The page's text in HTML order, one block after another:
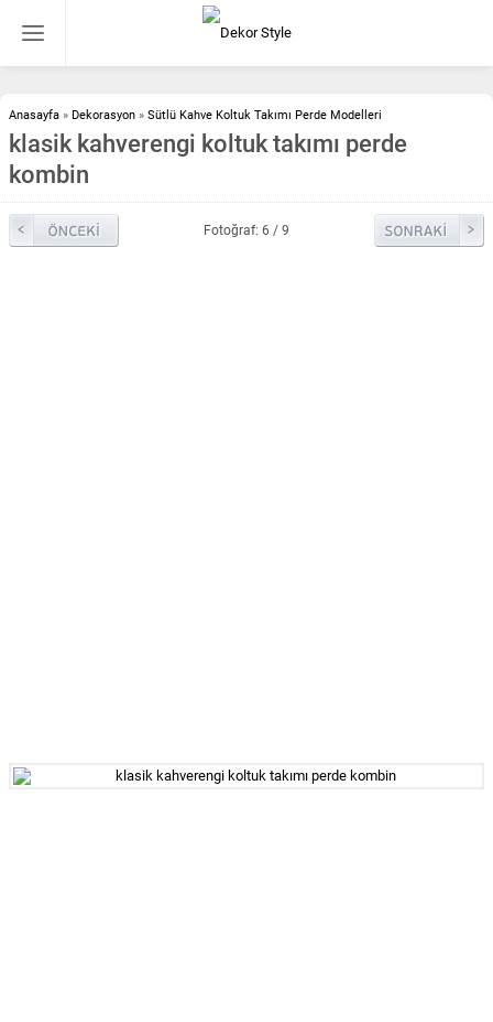
Anasayfa » Dekorasyon » Sütlü Kahve Koltuk Takımı Perde Modelleri
klasik kahverengi koltuk takımı perde
kombin
Fotoğraf: 6 / 9